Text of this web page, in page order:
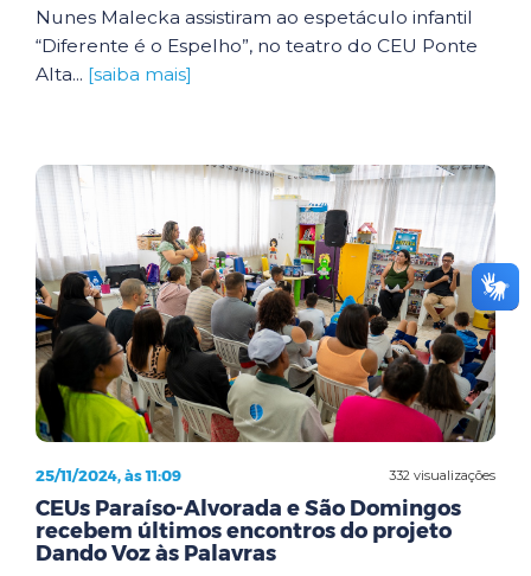
Nunes Malecka assistiram ao espetáculo infantil
“Diferente é o Espelho”, no teatro do CEU Ponte
Alta... [saiba mais]
332 visualizações
25/11/2024, às 11:09
CEUs Paraíso-Alvorada e São Domingos
recebem últimos encontros do projeto
Dando Voz às Palavras